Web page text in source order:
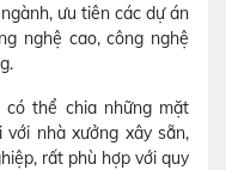
ưu tiên các dự án
nghệ cao, công nghệ
có thể chia những mặt
nhà xưởng xây sẵn,
rất phù hợp với quy